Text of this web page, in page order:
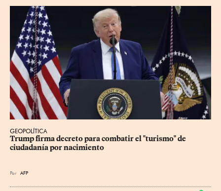
GEOPOLÍTICA
Trump firma decreto para combatir el "turismo" de
ciudadanía por nacimiento
Por AFP